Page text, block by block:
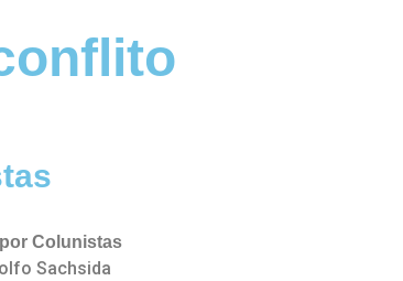
Colunistas
Sachsida